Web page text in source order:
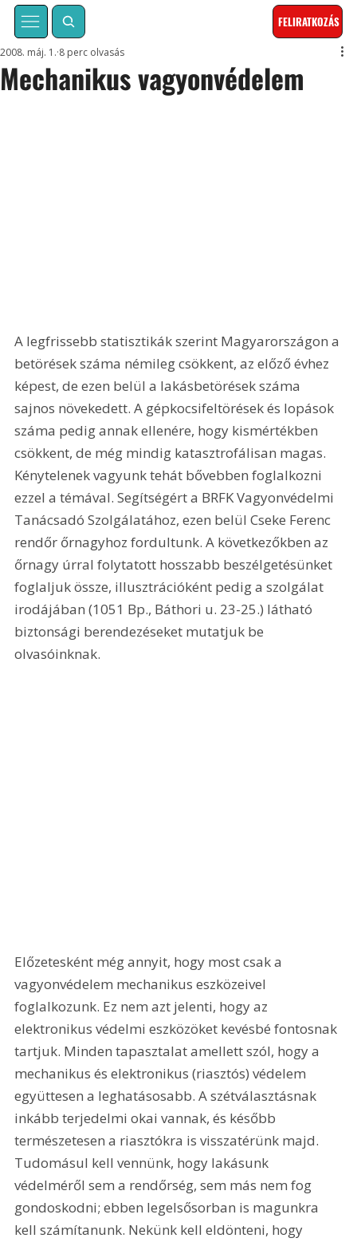
FELIRATKOZÁS
Mechanikus vagyonvédelem
2008. máj. 1. 8 perc olvasás
A legfrissebb statisztikák szerint Magyarországon a
betörések száma némileg csökkent, az előző évhez
képest, de ezen belül a lakásbetörések száma
sajnos növekedett. A gépkocsifeltörések és lopások
száma pedig annak ellenére, hogy kismértékben
csökkent, de még mindig katasztrofálisan magas.
Kénytelenek vagyunk tehát bővebben foglalkozni
ezzel a témával. Segítségért a BRFK Vagyonvédelmi
Tanácsadó Szolgálatához, ezen belül Cseke Ferenc
rendőr őrnagyhoz fordultunk. A következőkben az
őrnagy úrral folytatott hosszabb beszélgetésünket
foglaljuk össze, illusztrációként pedig a szolgálat
irodájában (1051 Bp., Báthori u. 23-25.) látható
biztonsági berendezéseket mutatjuk be
olvasóinknak.
Előzetesként még annyit, hogy most csak a
vagyonvédelem mechanikus eszközeivel
foglalkozunk. Ez nem azt jelenti, hogy az
elektronikus védelmi eszközöket kevésbé fontosnak
tartjuk. Minden tapasztalat amellett szól, hogy a
mechanikus és elektronikus (riasztós) védelem
együttesen a leghatásosabb. A szétválasztásnak
inkább terjedelmi okai vannak, és később
természetesen a riasztókra is visszatérünk majd.
Tudomásul kell vennünk, hogy lakásunk
védelméről sem a rendőrség, sem más nem fog
gondoskodni; ebben legelsősorban is magunkra
kell számítanunk. Nekünk kell eldönteni, hogy